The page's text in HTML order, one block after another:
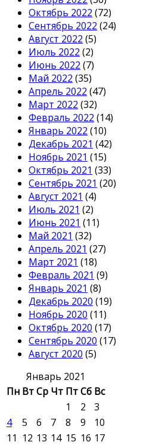
Октябрь 2022 (72)
Сентябрь 2022 (24)
Август 2022 (5)
Июль 2022 (2)
Июнь 2022 (7)
Май 2022 (35)
Апрель 2022 (47)
Март 2022 (32)
Февраль 2022 (14)
Январь 2022 (10)
Декабрь 2021 (42)
Ноябрь 2021 (15)
Октябрь 2021 (33)
Сентябрь 2021 (20)
Август 2021 (4)
Июль 2021 (2)
Июнь 2021 (11)
Май 2021 (32)
Апрель 2021 (27)
Март 2021 (18)
Февраль 2021 (9)
Январь 2021 (8)
Декабрь 2020 (19)
Ноябрь 2020 (11)
Октябрь 2020 (17)
Сентябрь 2020 (17)
Август 2020 (5)
Январь 2021
Пн ВтСр Чт ПтСб Вс
1
2
3
4
5 6 7 8 9
10
11 12 13 14 15 16 17